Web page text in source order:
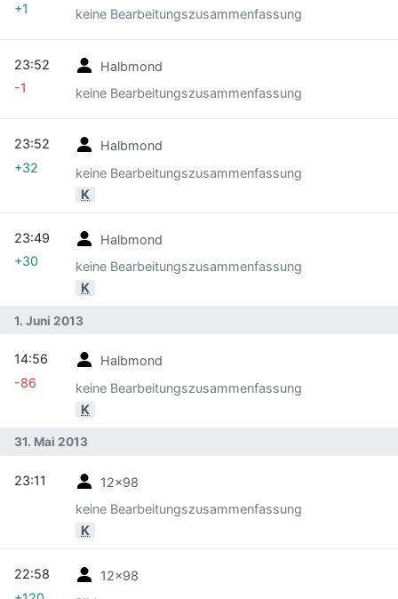
keine Bearbeitungszusammenfassung
+1
Halbmond
keine Bearbeitungszusammenfassung
23:52
-1
Halbmond
keine Bearbeitungszusammenfassung
K
23:52
+32
Halbmond
keine Bearbeitungszusammenfassung
K
23:49
+30
1. Juni 2013
Halbmond
keine Bearbeitungszusammenfassung
K
14:56
-86
31. Mai 2013
12x98
keine Bearbeitungszusammenfassung
K
23:11
12x98
22:58